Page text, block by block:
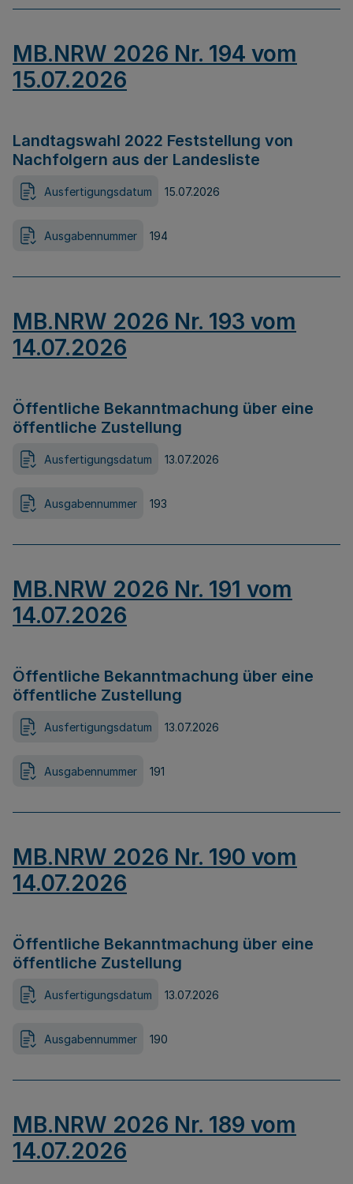
MB.NRW 2026 Nr. 194 vom
15.07.2026
Landtagswahl 2022 Feststellung von
Nachfolgern aus der Landesliste
Ausfertigungsdatum 15.07.2026
Ausgabennummer 194
MB.NRW 2026 Nr. 193 vom
14.07.2026
Öffentliche Bekanntmachung über eine
öffentliche Zustellung
Ausfertigungsdatum 13.07.2026
Ausgabennummer 193
MB.NRW 2026 Nr. 191 vom
14.07.2026
Öffentliche Bekanntmachung über eine
öffentliche Zustellung
Ausfertigungsdatum 13.07.2026
Ausgabennummer 191
MB.NRW 2026 Nr. 190 vom
14.07.2026
Öffentliche Bekanntmachung über eine
öffentliche Zustellung
Ausfertigungsdatum 13.07.2026
Ausgabennummer 190
MB.NRW 2026 Nr. 189 vom
14.07.2026